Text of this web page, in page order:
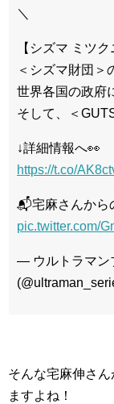
＼
【シズマ ミツク
＜シズマ財団＞
世界各国の政府
そして、＜
↓詳細情報へ👀
https://t.co/
📬宅麻さんから
pic.twitter.com/
— ウルトラマン
そんな宅麻伸さ
ますよね！